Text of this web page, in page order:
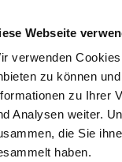
Webseite
verwenden
zu können
zu Ihrer
Analysen weiter.
die Sie
haben.